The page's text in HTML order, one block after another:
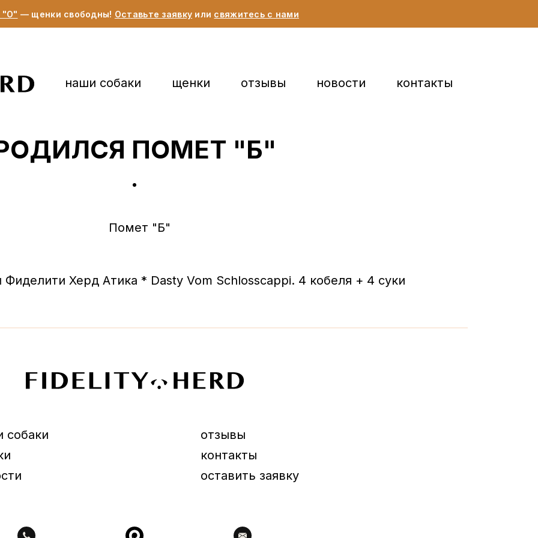
"О" — щенки свободны! Оставьте заявку или свяжитесь с нами
наши собаки щенки отзывы новости контакты
ПОМЕТ "Б"
Херд Атика * Dasty Vom Schlosscappi. 4 кобеля + 4 суки
собаки
отзывы
контакты
оставить заявку